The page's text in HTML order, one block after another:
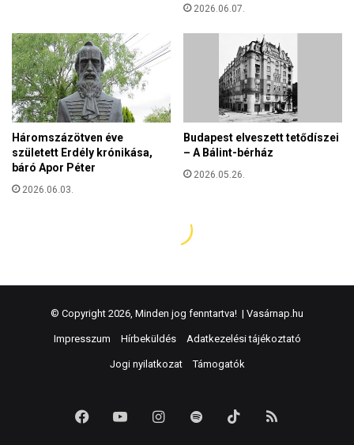
© Copyright 2026, Minden jog fenntartva! | Vasárnap.hu
Impresszum Hírbeküldés Adatkezelési tájékoztató
Jogi nyilatkozat Támogatók
FacebookYouTubeInstagram
Spotify TikTok